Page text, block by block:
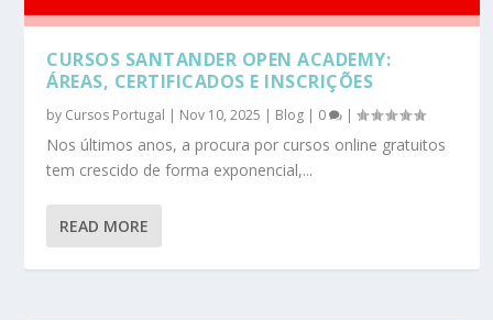
CURSOS SANTANDER OPEN ACADEMY:
ÁREAS, CERTIFICADOS E INSCRIÇÕES
by Cursos Portugal | Nov 10, 2025 | Blog | 0 |
Nos últimos anos, a procura por cursos online gratuitos
tem crescido de forma exponencial,...
READ MORE